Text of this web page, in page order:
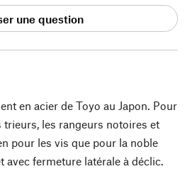
en acier de Toyo au Japon. Pour
trieurs, les rangeurs notoires et
pour les vis que pour la noble
avec fermeture latérale à déclic.
une question